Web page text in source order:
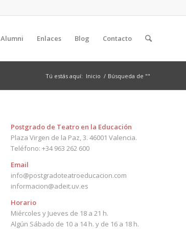
Alumni Enlaces Blog Contacto
Tú estás aquí: Inicio / Búsqueda de ""
Postgrado de Teatro en la Educación
Plaza Virgen de la Paz, 3. 46001 Valencia.
Teléfono: +34 963 262 600
Email
info@postgradoteatroeducacion.com
informacion@adeit.uv.es
Horario
Miércoles y Jueves de 18 a 21 h.
Algún Sábado de 10 a 14 h. y de 16 a 18 h.